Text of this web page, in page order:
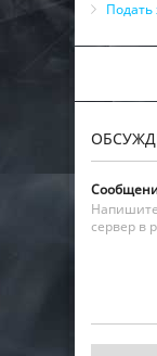
Подать
сервер в